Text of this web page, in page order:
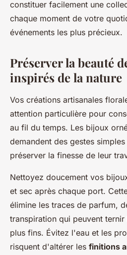
constituer facilement une
chaque moment de votre
événements les plus précieux.
Préserver la beauté
inspirés de la nature
Vos créations artisanales
attention particulière pour
au fil du temps. Les bijoux
demandent des gestes
préserver la finesse de leur
Nettoyez doucement vos
et sec après chaque port.
élimine les traces de parfum,
transpiration qui peuvent
plus fins. Évitez l'eau et les
risquent d'altérer les finitions